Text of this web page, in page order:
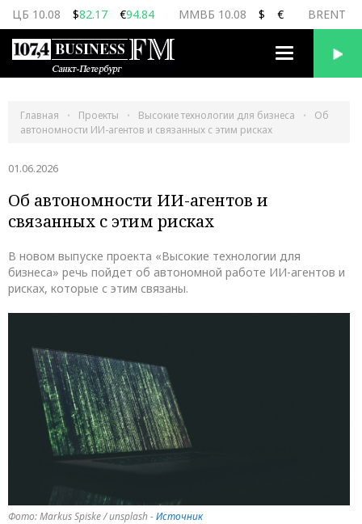
ЦБ 10.08 $82.17 €94.84 ММВБ 10.08 $ € BRENT
Переключить
Главная Проекты Высокие технологии для бизнеса
Об
автономности ИИ-агентов и связанных с этим рисках
01.06.2026
Об автономности ИИ-агентов и
связанных с этим рисках
В новом выпуске проекта «Высокие технологии для
бизнеса» речь пойдет об автономной работе ИИ-агентов и
рисках, которые с этим связаны.
Фото: Markus Spiske / unsplash -Источник